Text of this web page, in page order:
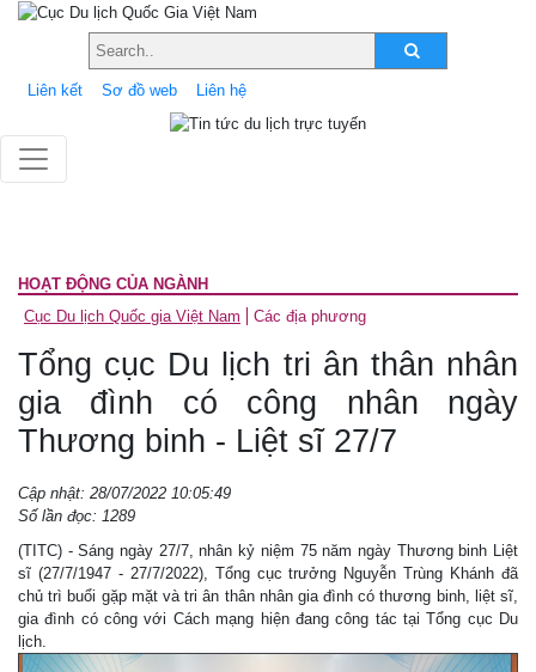
Liên kết Sơ đồ web Liên hệ
HOẠT ĐỘNG CỦA NGÀNH
Cục Du lịch Quốc gia Việt Nam
Các địa phương
Tổng cục Du lịch tri ân thân nhân
gia đình có công nhân ngày
Thương binh - Liệt sĩ 27/7
Cập nhật: 28/07/2022 10:05:49
Số lần đọc: 1289
(TITC) - Sáng ngày 27/7, nhân kỷ niệm 75 năm ngày Thương binh Liệt
sĩ (27/7/1947 - 27/7/2022), Tổng cục trưởng Nguyễn Trùng Khánh đã
chủ trì buổi gặp mặt và tri ân thân nhân gia đình có thương binh, liệt sĩ,
gia đình có công với Cách mạng hiện đang công tác tại Tổng cục Du
lịch.